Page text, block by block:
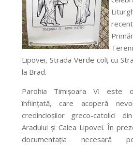
Lipovei, Strada Verde colț cu
la Brad.
Parohia Timişoara VI este
înfiinţată, care acoperă
credincioşilor greco-catolici
Aradului şi Calea Lipovei. În
documentația necesară